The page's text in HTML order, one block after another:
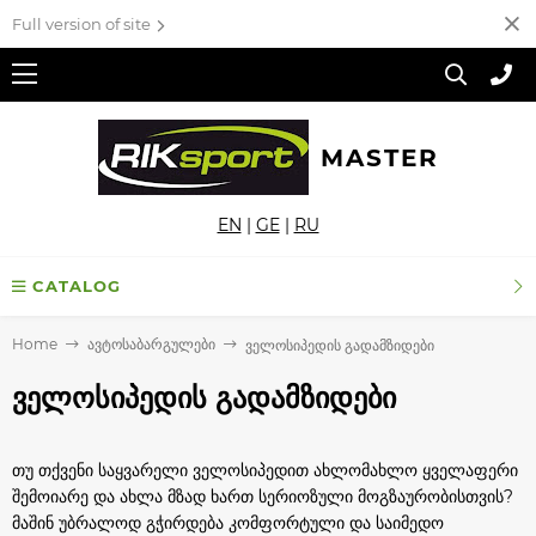
Full version of site
MASTER
EN | GE| RU
CATALOG
Home ავტოსაბარგულები ველოსიპედის გადამზიდები
ველოსიპედის გადამზიდები
თუ თქვენი საყვარელი ველოსიპედით ახლომახლო ყველაფერი
შემოიარე და ახლა მზად ხართ სერიოზული მოგზაურობისთვის?
მაშინ უბრალოდ გჭირდება კომფორტული და საიმედო